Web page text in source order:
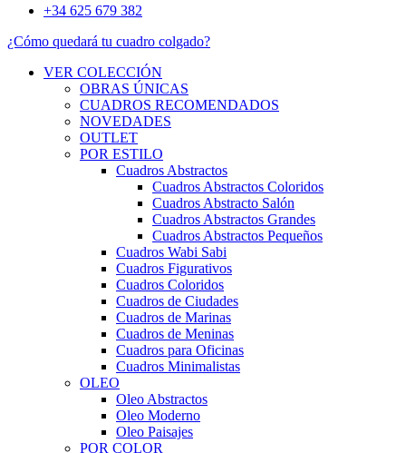
+34 625 679 382
¿Cómo quedará tu cuadro colgado?
VER COLECCIÓN
OBRAS ÚNICAS
CUADROS RECOMENDADOS
NOVEDADES
OUTLET
POR ESTILO
Cuadros Abstractos
Cuadros Abstractos Coloridos
Cuadros Abstracto Salón
Cuadros Abstractos Grandes
Cuadros Abstractos Pequeños
Cuadros Wabi Sabi
Cuadros Figurativos
Cuadros Coloridos
Cuadros de Ciudades
Cuadros de Marinas
Cuadros de Meninas
Cuadros para Oficinas
Cuadros Minimalistas
OLEO
Oleo Abstractos
Oleo Moderno
Oleo Paisajes
POR COLOR